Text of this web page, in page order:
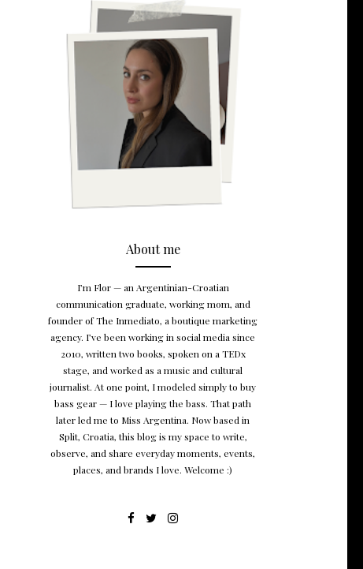
About me
I’m Flor — an Argentinian-Croatian
communication graduate, working mom, and
founder of The Inmediato, a boutique marketing
agency. I’ve been working in social media since
2010, written two books, spoken on a TEDx
stage, and worked as a music and cultural
journalist. At one point, I modeled simply to buy
bass gear — I love playing the bass. That path
later led me to Miss Argentina. Now based in
Split, Croatia, this blog is my space to write,
observe, and share everyday moments, events,
places, and brands I love. Welcome :)